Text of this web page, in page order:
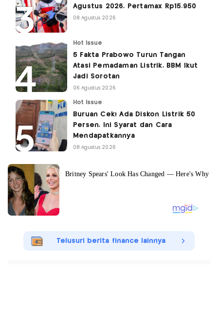
Agustus 2026, Pertamax Rp15.950
08 Agustus 2026
Hot Issue
5 Fakta Prabowo Turun Tangan
Atasi Pemadaman Listrik, BBM Ikut
Jadi Sorotan
06 Agustus 2026
Hot Issue
Buruan Cek! Ada Diskon Listrik 50
Persen, Ini Syarat dan Cara
Mendapatkannya
08 Agustus 2026
Telusuri berita finance lainnya